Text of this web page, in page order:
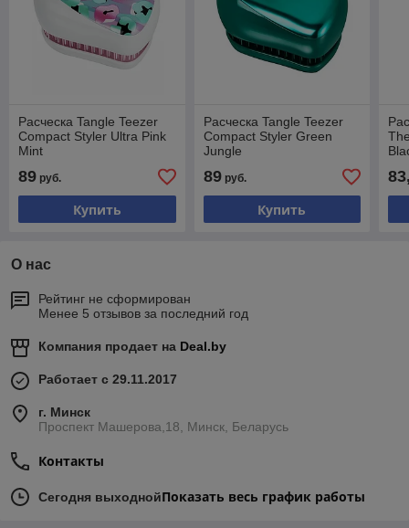
Расческа Tangle Teezer
Compact Styler Ultra Pink
Mint
89 руб.
Купить
Расческа Tangle Teezer
Compact Styler Green
Jungle
89руб.
Купить
О нас
Рейтинг не сформирован
Менее 5 отзывов за последний год
Компания продает на Deal.by
Работает с 29.11.2017
г. Минск
Проспект Машерова,18, Минск, Беларусь
Контакты
Сегодня выходнойПоказать весь график работы